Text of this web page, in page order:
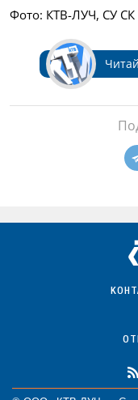
Фото: КТВ-ЛУЧ, СУ СК